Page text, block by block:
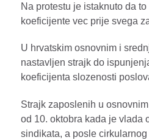
Na protestu je istaknuto da
koeficijente vec prije svega
U hrvatskim osnovnim i
nastavljen strajk do
koeficijenta slozenosti
Strajk zaposlenih u
od 10. oktobra kada je vlada
sindikata, a posle